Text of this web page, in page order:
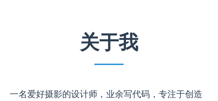
关于我
一名爱好摄影的设计师，业余写代码，专注于创造